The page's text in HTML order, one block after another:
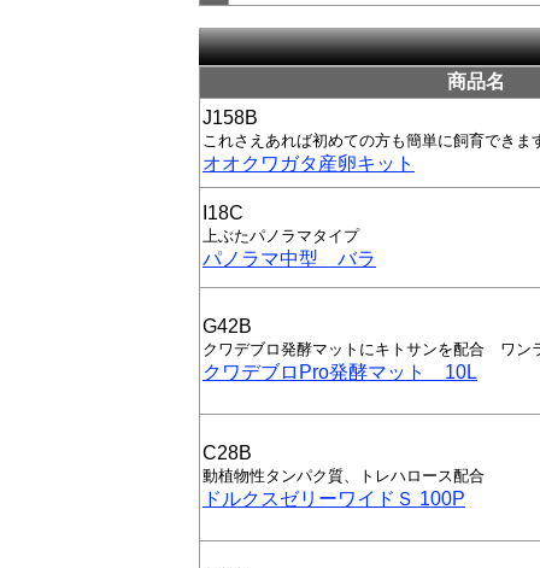
商品名
J158B
これさえあれば初めての方も簡単に飼育できま
オオクワガタ産卵キット
I18C
上ぶたパノラマタイプ
パノラマ中型 バラ
G42B
クワデブロ発酵マットにキトサンを配合 ワン
クワデブロPro発酵マット 10L
C28B
動植物性タンパク質、トレハロース配合
ドルクスゼリーワイドＳ 100P